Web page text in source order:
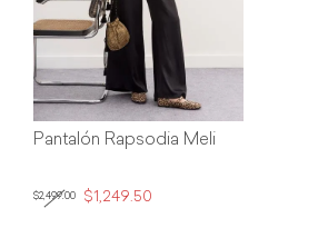
Pantalón Rapsodia Meli
$2,499.00 $1,249.50